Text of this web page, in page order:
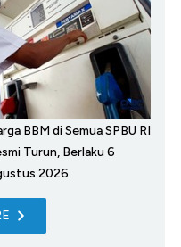
BBM di Semua SPBU RI
Turun, Berlaku 6
2026